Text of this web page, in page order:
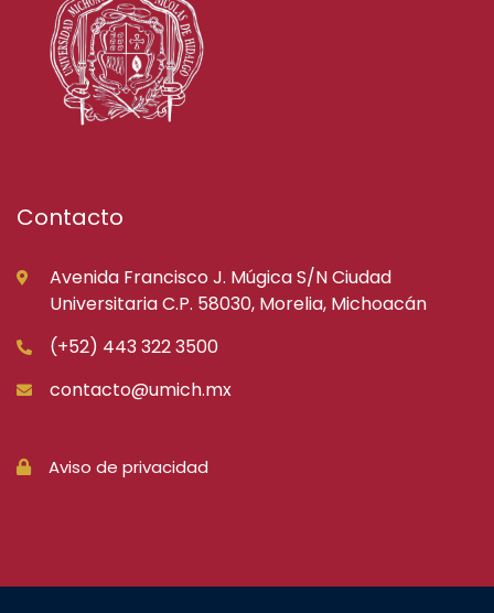
Contacto
Avenida Francisco J. Múgica S/N Ciudad
Universitaria C.P. 58030, Morelia, Michoacán
(+52) 443 322 3500
contacto@umich.mx
Aviso de privacidad